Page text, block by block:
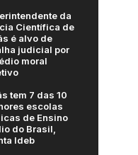
da
Científica de
é alvo de
judicial por
moral
tem 7 das 10
escolas
de Ensino
do Brasil,
Ideb